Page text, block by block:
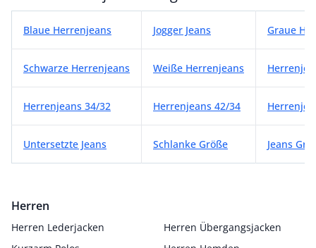
Blaue Herrenjeans Jogger Jeans Graue
Schwarze Herrenjeans Weiße Herrenjeans
Herrenjeans 34/32 Herrenjeans 42/34
Untersetzte Jeans Schlanke Größe Jeans
Herren
Herren Lederjacken
Herren Übergangsjacken